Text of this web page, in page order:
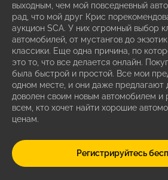
выходным, чем мой повседневный
рад, что мой друг Крис
аукцион SCA. У них огромный выбор
автомобилей, от мустангов до
классики. Еще одна причина, по
это то, что все делается онлайн.
была быстрой и простой. Все мои
одном месте, и они даже предлагают
доволен своим новым автомобилем и
всем, кто хочет найти хорошие
ценам.
Регистрируйтесь